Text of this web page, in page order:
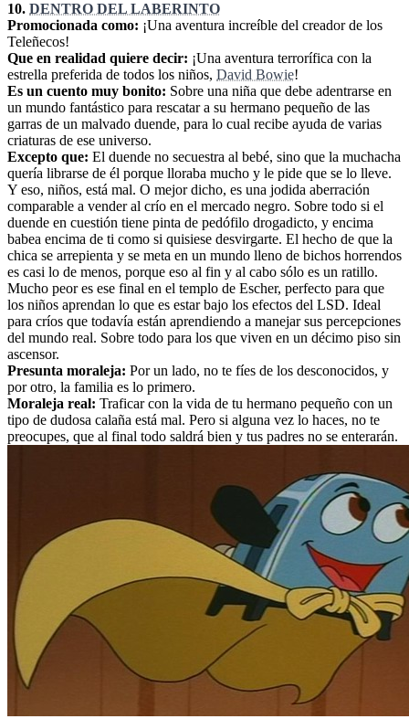
10. DENTRO DEL LABERINTO
Promocionada como: ¡Una aventura increíble del creador de los
Teleñecos!
Que en realidad quiere decir: ¡Una aventura terrorífica con la
estrella preferida de todos los niños, David Bowie!
Es un cuento muy bonito: Sobre una niña que debe adentrarse en
un mundo fantástico para rescatar a su hermano pequeño de las
garras de un malvado duende, para lo cual recibe ayuda de varias
criaturas de ese universo.
Excepto que: El duende no secuestra al bebé, sino que la muchacha
quería librarse de él porque lloraba mucho y le pide que se lo lleve.
Y eso, niños, está mal. O mejor dicho, es una jodida aberración
comparable a vender al crío en el mercado negro. Sobre todo si el
duende en cuestión tiene pinta de pedófilo drogadicto, y encima
babea encima de ti como si quisiese desvirgarte. El hecho de que la
chica se arrepienta y se meta en un mundo lleno de bichos horrendos
es casi lo de menos, porque eso al fin y al cabo sólo es un ratillo.
Mucho peor es ese final en el templo de Escher, perfecto para que
los niños aprendan lo que es estar bajo los efectos del LSD. Ideal
para críos que todavía están aprendiendo a manejar sus percepciones
del mundo real. Sobre todo para los que viven en un décimo piso sin
ascensor.
Presunta moraleja: Por un lado, no te fíes de los desconocidos, y
por otro, la familia es lo primero.
Moraleja real: Traficar con la vida de tu hermano pequeño con un
tipo de dudosa calaña está mal. Pero si alguna vez lo haces, no te
preocupes, que al final todo saldrá bien y tus padres no se enterarán.